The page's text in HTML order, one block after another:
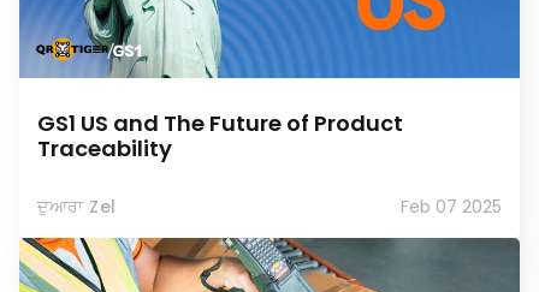
GS1 US and The Future of Product
Traceability
ਦੁਆਰਾ Zel Feb 07 2025